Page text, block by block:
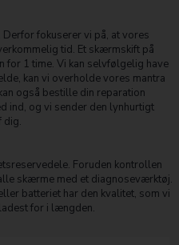
fokuserer vi på, at vores
tid. Et skærmskift på
for 1 time. Vi kan selvfølgelig have
kan vi overholde vores mantra
også bestille din reparation
ind, og vi sender den lynhurtigt
dig.
Foruden kontrollen
skærme med et diagnoseværktøj.
batteriet har den kvalitet, som vi
for i længden.